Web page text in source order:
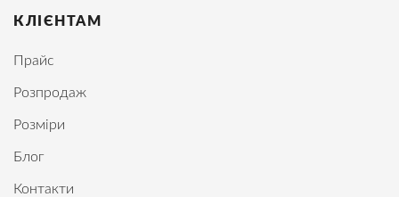
КЛІЄНТАМ
Прайс
Розпродаж
Розміри
Блог
Контакти